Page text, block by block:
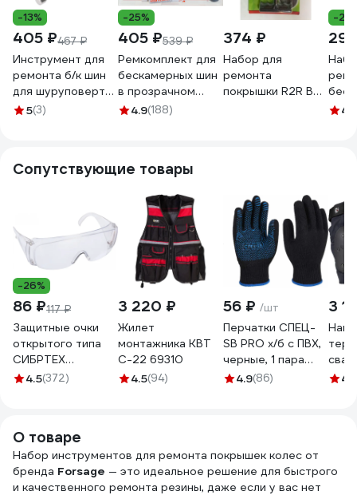
-13%
405 ₽467 ₽
Инструмент для
ремонта б/к шин
для шуруповерта
AIRLINE (сверло-
5(3)
-25%
405 ₽539 ₽
Ремкомплект для
бескамерных шин
в прозрачном
кейсе AIRLINE
4.9(188)
374 ₽
Набор для
ремонта
покрышки R2R BO-
-
4
Сопутствующие товары
-26%
86 ₽117 ₽
Защитные очки
открытого типа
СИБРТЕХ
прозрачные,
защита 89155
4.5(372)
3 220 ₽
Жилет
монтажника КВТ
С-22 69310
4.5(94)
56 ₽ /шт
Перчатки СПЕЦ-
SB PRO х/б с ПВХ,
черные, 1 пара
3.1211.011
4.9(86)
3
4.4
О товаре
Набор инструментов для ремонта покрышек колес от
бренда Forsage — это идеальное решение для быстрого
и качественного ремонта резины, даже если у вас нет